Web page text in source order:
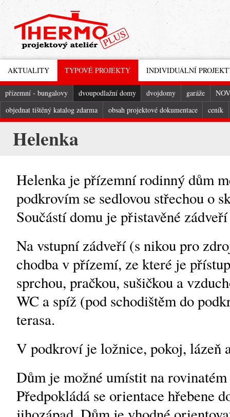
AKTUALITY TYPOVÉ PROJEKTY
přízemní - bungalovy dvoupodlažní domy dvojdomy garáže
objednat tištěný katalog zdarma
obsah projektové dokumentace ceník
INDIVIDUÁLNÍ
Helenka
Helenka je přízemní rodinný dům
podkrovím se sedlovou střechou o
Součástí domu je přistavěné
Na vstupní zádveří (s nikou pro
chodba v přízemí, ze které je
sprchou, pračkou, sušičkou a
WC a spíž (pod schodištěm do
terasa.
V podkroví je ložnice, pokoj, lázeň
Dům je možné umístit na
Předpokládá se orientace hřebene